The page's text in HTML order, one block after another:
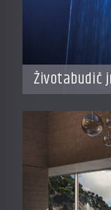
Životabudič